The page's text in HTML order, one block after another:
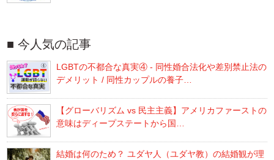
今人気の記事
LGBTの不都合な真実④ - 同性婚合法化や差別禁止法の
デメリット / 同性カップルの養子…
【グローバリズム vs 民主主義】アメリカファーストの
意味はディープステートから国…
結婚は何のため？ ユダヤ人（ユダヤ教）の結婚観が理